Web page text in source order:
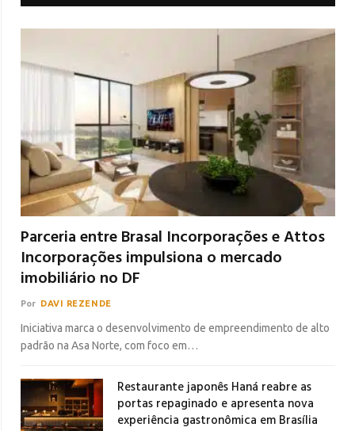
Parceria entre Brasal Incorporações e Attos
Incorporações impulsiona o mercado
imobiliário no DF
Por DAVI REZENDE
Iniciativa marca o desenvolvimento de empreendimento de alto
padrão na Asa Norte, com foco em…
Restaurante japonês Haná reabre as
portas repaginado e apresenta nova
experiência gastronômica em Brasília